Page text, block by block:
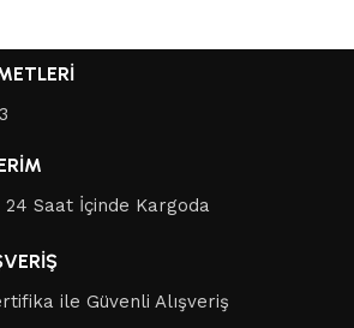
Saat İçinde Kargoda
ile Güvenli Alışveriş